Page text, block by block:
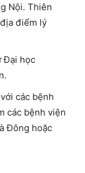
Nội. Thiên
điểm lý
Đại học
các bệnh
các bệnh viện
Đông hoặc